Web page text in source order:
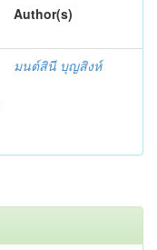
Author(s)
มนต์สินี บุญสิงห์